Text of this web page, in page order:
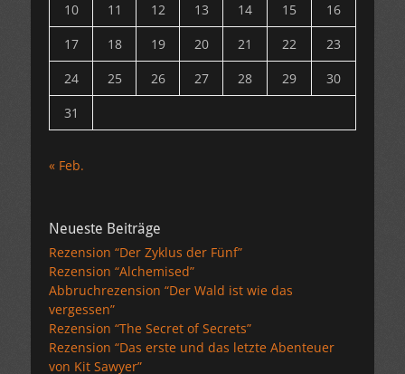
10
11 12 13 14 15
16
17
18 19 20 21 22
23
24
25 26 27 28 29
30
31
« Feb.
Neueste Beiträge
Rezension “Der Zyklus der Fünf”
Rezension “Alchemised”
Abbruchrezension “Der Wald ist wie das
vergessen”
Rezension “The Secret of Secrets”
Rezension “Das erste und das letzte Abenteuer
von Kit Sawyer”